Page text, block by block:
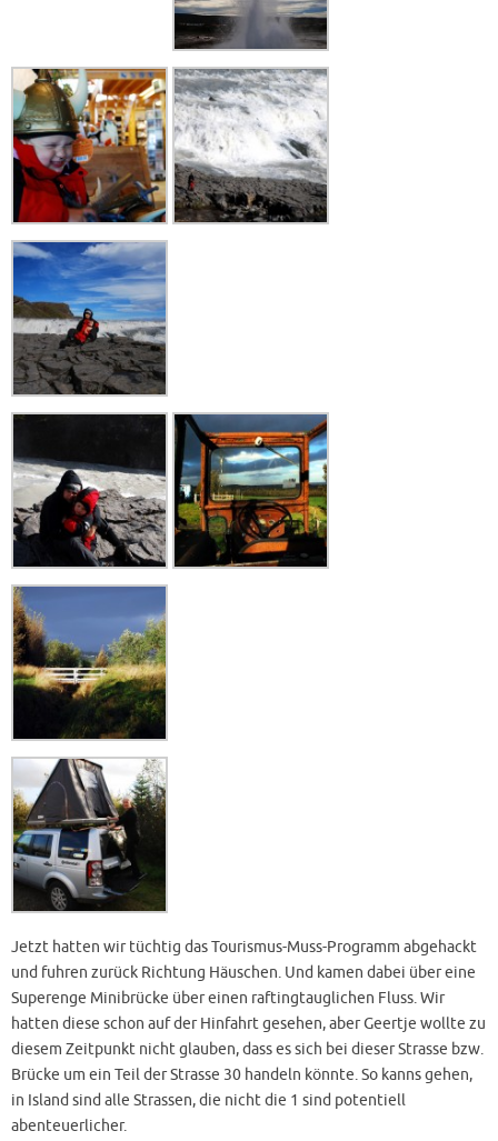
Jetzt hatten wir tüchtig das Tourismus-Muss-Programm abgehackt
und fuhren zurück Richtung Häuschen. Und kamen dabei über eine
Superenge Minibrücke über einen raftingtauglichen Fluss. Wir
hatten diese schon auf der Hinfahrt gesehen, aber Geertje wollte zu
diesem Zeitpunkt nicht glauben, dass es sich bei dieser Strasse bzw.
Brücke um ein Teil der Strasse 30 handeln könnte. So kanns gehen,
in Island sind alle Strassen, die nicht die 1 sind potentiell
abenteuerlicher.